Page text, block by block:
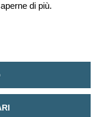
Tutti gli orari sono
Limited
di più.